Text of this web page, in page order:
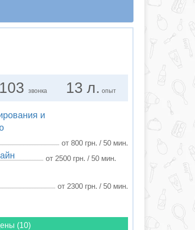
103 звонка 13 л. опыт
и
от 800 грн. / 50 мин.
от 2500 грн. / 50 мин.
от 2300 грн. / 50 мин.
(10)